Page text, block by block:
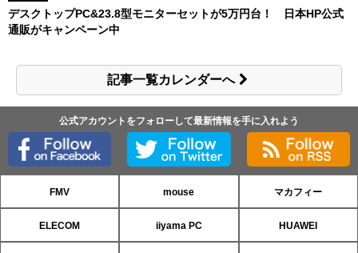
デスクトップPC&23.8型モニターセットが5万円台！ 日本HP公式
通販がキャンペーン中
記事一覧カレンダーへ
公式アカウントをフォローして最新情報を手に入れよう
FMV mouse マカフィー
ELECOM iiyama PC HUAWEI